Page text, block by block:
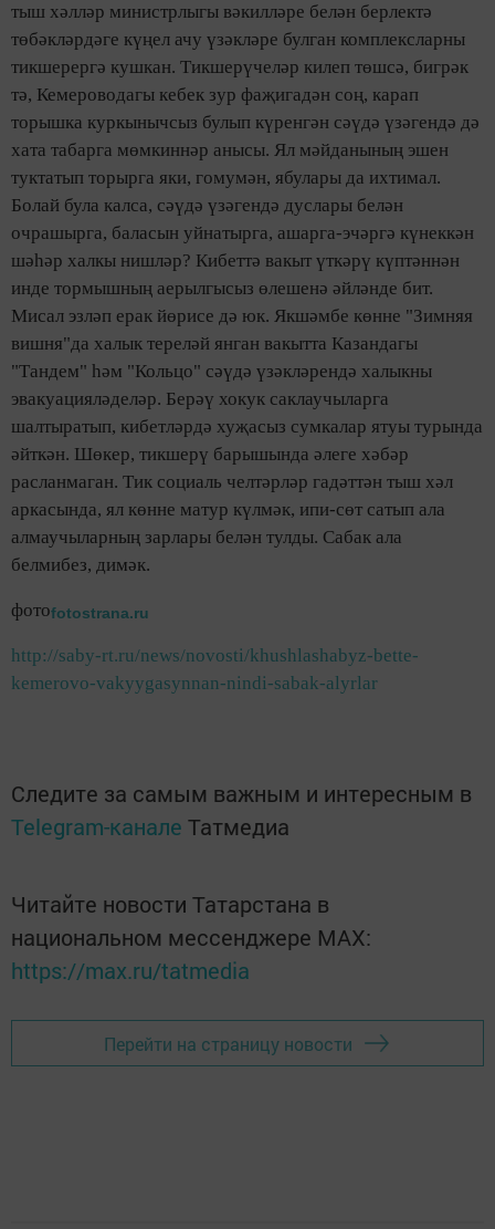
тыш хәлләр министрлыгы вәкилләре белән берлектә
төбәкләрдәге күңел ачу үзәкләре булган комплексларны
тикшерергә кушкан. Тикшерүчеләр килеп төшсә, бигрәк
тә, Кемероводагы кебек зур фаҗигадән соң, карап
торышка куркынычсыз булып күренгән сәүдә үзәгендә дә
хата табарга мөмкиннәр анысы. Ял мәйданының эшен
туктатып торырга яки, гомумән, ябулары да ихтимал.
Болай була калса, сәүдә үзәгендә дуслары белән
очрашырга, баласын уйнатырга, ашарга-эчәргә күнеккән
шәһәр халкы нишләр? Кибеттә вакыт үткәрү күптәннән
инде тормышның аерылгысыз өлешенә әйләнде бит.
Мисал эзләп ерак йөрисе дә юк. Якшәмбе көнне "Зимняя
вишня"да халык тереләй янган вакытта Казандагы
"Тандем" һәм "Кольцо" сәүдә үзәкләрендә халыкны
эвакуацияләделәр. Берәү хокук саклаучыларга
шалтыратып, кибетләрдә хуҗасыз сумкалар ятуы турында
әйткән. Шөкер, тикшерү барышында әлеге хәбәр
расланмаган. Тик социаль челтәрләр гадәттән тыш хәл
аркасында, ял көнне матур күлмәк, ипи-сөт сатып ала
алмаучыларның зарлары белән тулды. Сабак ала
белмибез, димәк.
фотоfotostrana.ru
http://saby-rt.ru/news/novosti/khushlashabyz-bette-
kemerovo-vakyygasynnan-nindi-sabak-alyrlar
Следите за самым важным и интересным в
Telegram-канале Татмедиа
Читайте новости Татарстана в
национальном мессенджере MАХ:
https://max.ru/tatmedia
Перейти на страницу новости